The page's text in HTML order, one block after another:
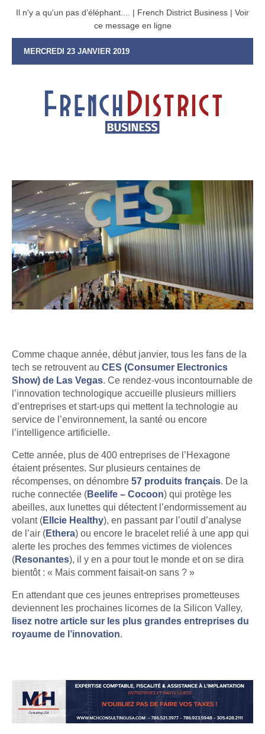
Il n'y a qu'un pas d’éléphant.... | French District Business | Voir
ce message en ligne
MERCREDI 23 JANVIER 2019
Comme chaque année, début janvier, tous les fans de la
tech se retrouvent au CES (Consumer Electronics
Show) de Las Vegas. Ce rendez-vous incontournable de
l’innovation technologique accueille plusieurs milliers
d’entreprises et start-ups qui mettent la technologie au
service de l’environnement, la santé ou encore
l’intelligence artificielle.
Cette année, plus de 400 entreprises de l’Hexagone
étaient présentes. Sur plusieurs centaines de
récompenses, on dénombre 57 produits français. De la
ruche connectée (Beelife – Cocoon) qui protège les
abeilles, aux lunettes qui détectent l’endormissement au
volant (Ellcie Healthy), en passant par l’outil d’analyse
de l’air (Ethera) ou encore le bracelet relié à une app qui
alerte les proches des femmes victimes de violences
(Resonantes), il y en a pour tout le monde et on se dira
bientôt : « Mais comment faisait-on sans ? »
En attendant que ces jeunes entreprises prometteuses
deviennent les prochaines licornes de la Silicon Valley,
lisez notre article sur les plus grandes entreprises du
royaume de l’innovation.